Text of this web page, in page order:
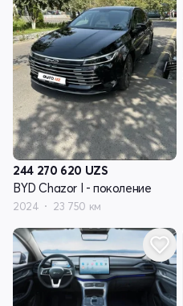
244 270 620 UZS
BYD Chazor I - поколение
2024 23 750 км